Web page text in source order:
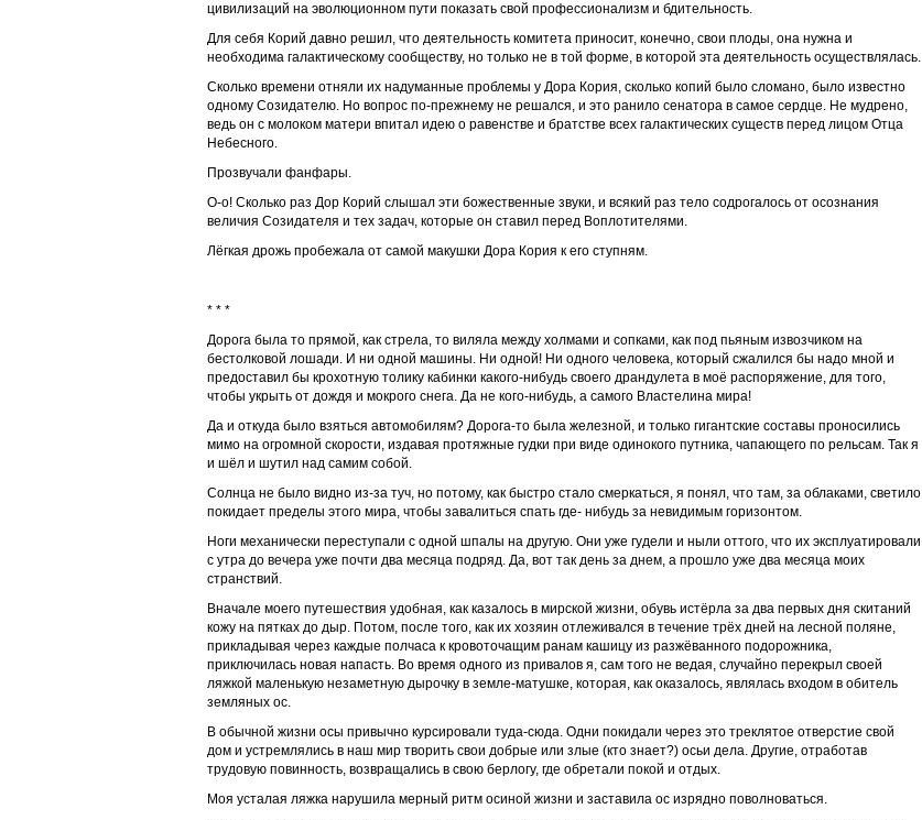
цивилизаций на эволюционном пути показать свой профессионализм и бдительность.
Для себя Корий давно решил, что деятельность комитета приносит, конечно, свои плоды, она нужна и
необходима галактическому сообществу, но только не в той форме, в которой эта деятельность осуществлялась.
Сколько времени отняли их надуманные проблемы у Дора Кория, сколько копий было сломано, было известно
одному Созидателю. Но вопрос по-прежнему не решался, и это ранило сенатора в самое сердце. Не мудрено,
ведь он с молоком матери впитал идею о равенстве и братстве всех галактических существ перед лицом Отца
Небесного.
Прозвучали фанфары.
О-о! Сколько раз Дор Корий слышал эти божественные звуки, и всякий раз тело содрогалось от осознания
величия Созидателя и тех задач, которые он ставил перед Воплотителями.
Лёгкая дрожь пробежала от самой макушки Дора Кория к его ступням.
* * *
Дорога была то прямой, как стрела, то виляла между холмами и сопками, как под пьяным извозчиком на
бестолковой лошади. И ни одной машины. Ни одной! Ни одного человека, который сжалился бы надо мной и
предоставил бы крохотную толику кабинки какого-нибудь своего драндулета в моё распоряжение, для того,
чтобы укрыть от дождя и мокрого снега. Да не кого-нибудь, а самого Властелина мира!
Да и откуда было взяться автомобилям? Дорога-то была железной, и только гигантские составы проносились
мимо на огромной скорости, издавая протяжные гудки при виде одинокого путника, чапающего по рельсам. Так я
и шёл и шутил над самим собой.
Солнца не было видно из-за туч, но потому, как быстро стало смеркаться, я понял, что там, за облаками, светило
покидает пределы этого мира, чтобы завалиться спать где- нибудь за невидимым горизонтом.
Ноги механически переступали с одной шпалы на другую. Они уже гудели и ныли оттого, что их эксплуатировали
с утра до вечера уже почти два месяца подряд. Да, вот так день за днем, а прошло уже два месяца моих
странствий.
Вначале моего путешествия удобная, как казалось в мирской жизни, обувь истёрла за два первых дня скитаний
кожу на пятках до дыр. Потом, после того, как их хозяин отлеживался в течение трёх дней на лесной поляне,
прикладывая через каждые полчаса к кровоточащим ранам кашицу из разжёванного подорожника,
приключилась новая напасть. Во время одного из привалов я, сам того не ведая, случайно перекрыл своей
ляжкой маленькую незаметную дырочку в земле-матушке, которая, как оказалось, являлась входом в обитель
земляных ос.
В обычной жизни осы привычно курсировали туда-сюда. Одни покидали через это треклятое отверстие свой
дом и устремлялись в наш мир творить свои добрые или злые (кто знает?) осьи дела. Другие, отработав
трудовую повинность, возвращались в свою берлогу, где обретали покой и отдых.
Моя усталая ляжка нарушила мерный ритм осиной жизни и заставила ос изрядно поволноваться.